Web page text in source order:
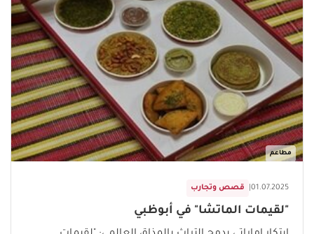
مطاعم
قصص وتجارب 01.07.2025
"لقيمات الماتشا" في أبوظبي